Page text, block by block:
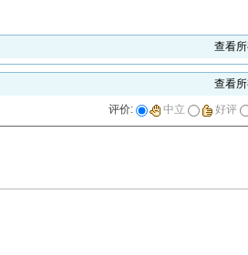
查看
查看
评价: 中立 好评